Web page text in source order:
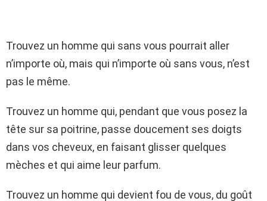
Trouvez un homme qui sans vous pourrait aller
n’importe où, mais qui n’importe où sans vous, n’est
pas le même.
Trouvez un homme qui, pendant que vous posez la
tête sur sa poitrine, passe doucement ses doigts
dans vos cheveux, en faisant glisser quelques
mèches et qui aime leur parfum.
Trouvez un homme qui devient fou de vous, du goût